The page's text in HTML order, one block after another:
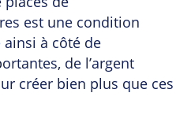
est une condition
à côté de
de l’argent
créer bien plus que ces